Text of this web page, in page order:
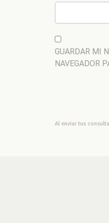
GUARDAR MI
NAVEGADOR
Al enviar tus